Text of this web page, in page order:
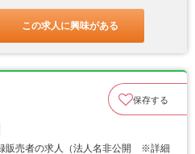
この求人に興味がある
保存する
販売者の求人（法人名非公開 ※詳細